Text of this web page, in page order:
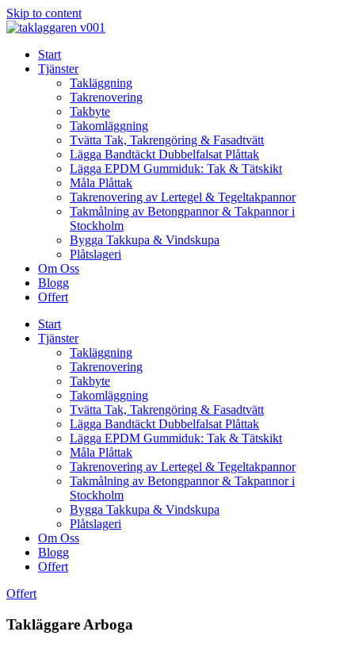
Skip to content
Start
Tjänster
Takläggning
Takrenovering
Takbyte
Takomläggning
Tvätta Tak, Takrengöring & Fasadtvätt
Lägga Bandtäckt Dubbelfalsat Plåttak
Lägga EPDM Gummiduk: Tak & Tätskikt
Måla Plåttak
Takrenovering av Lertegel & Tegeltakpannor
Takmålning av Betongpannor & Takpannor i
Stockholm
Bygga Takkupa & Vindskupa
Plåtslageri
Om Oss
Blogg
Offert
Start
Tjänster
Takläggning
Takrenovering
Takbyte
Takomläggning
Tvätta Tak, Takrengöring & Fasadtvätt
Lägga Bandtäckt Dubbelfalsat Plåttak
Lägga EPDM Gummiduk: Tak & Tätskikt
Måla Plåttak
Takrenovering av Lertegel & Tegeltakpannor
Takmålning av Betongpannor & Takpannor i
Stockholm
Bygga Takkupa & Vindskupa
Plåtslageri
Om Oss
Blogg
Offert
Offert
Takläggare Arboga